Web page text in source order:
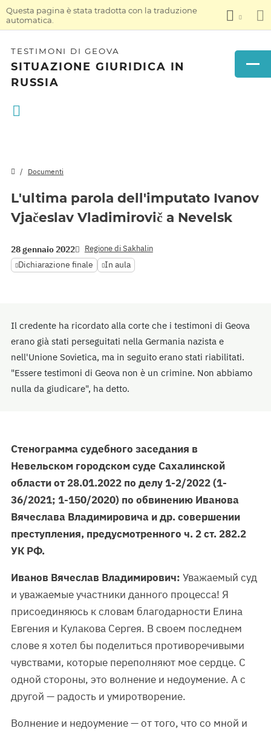
Questa pagina è stata tradotta con la traduzione
automatica.
TESTIMONI DI GEOVA
SITUAZIONE GIURIDICA IN
RUSSIA
Documenti
L'ultima parola dell'imputato Ivanov
Vjačeslav Vladimirovič a Nevelsk
28 gennaio 2022 Regione di Sakhalin
Dichiarazione finale In aula
Il credente ha ricordato alla corte che i testimoni di Geova
erano già stati perseguitati nella Germania nazista e
nell'Unione Sovietica, ma in seguito erano stati riabilitati.
"Essere testimoni di Geova non è un crimine. Non abbiamo
nulla da giudicare", ha detto.
Стенограмма судебного заседания в
Невельском городском суде Сахалинской
области от 28.01.2022 по делу 1-2/2022 (1-
36/2021; 1-150/2020) по обвинению Иванова
Вячеслава Владимировича и др. совершении
преступления, предусмотренного ч. 2 ст. 282.2
УК РФ.
Иванов Вячеслав Владимирович: Уважаемый суд
и уважаемые участники данного процесса! Я
присоединяюсь к словам благодарности Елина
Евгения и Кулакова Сергея. В своем последнем
слове я хотел бы поделиться противоречивыми
чувствами, которые переполняют мое сердце. С
одной стороны, это волнение и недоумение. А с
другой — радость и умиротворение.
Волнение и недоумение — от того, что со мной и